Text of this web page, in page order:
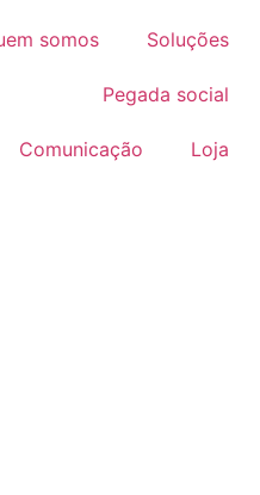
somos Soluções
Pegada social
Comunicação Loja